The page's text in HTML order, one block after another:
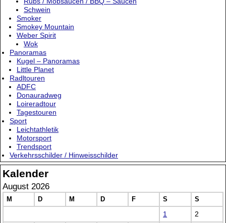
Schwein
Smoker
Smokey Mountain
Weber Spirit
Wok
Panoramas
Kugel – Panoramas
Little Planet
Radltouren
ADFC
Donauradweg
Loireradtour
Tagestouren
Sport
Leichtathletik
Motorsport
Trendsport
Verkehrsschilder / Hinweisschilder
Kalender
August 2026
M D M D F S S
1
2